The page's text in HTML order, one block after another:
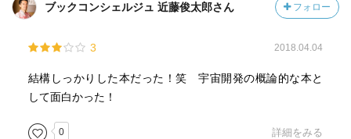
ブックコンシェルジュ 近藤俊太郎さん フォロー
3 2018.04.04
結構しっかりした本だった！笑 宇宙開発の概論的な本と
して面白かった！
0 詳細をみる